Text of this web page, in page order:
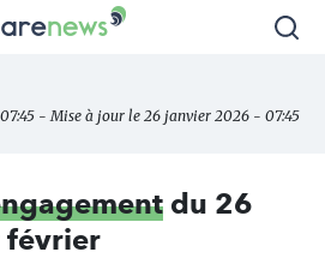
- Mise à jour le 26 janvier 2026 - 07:45
du 26
février